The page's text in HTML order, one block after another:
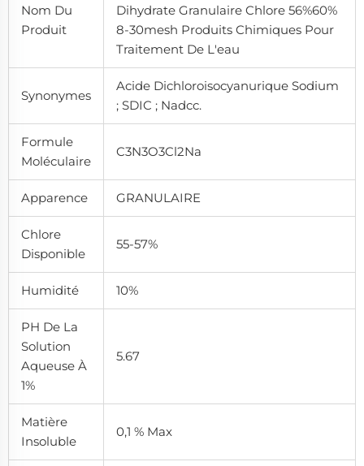
Nom Du
Produit
Dihydrate Granulaire Chlore 56%60%
8-30mesh Produits Chimiques Pour
Traitement De L'eau
Synonymes
Acide Dichloroisocyanurique Sodium
; SDIC ; Nadcc.
Formule
Moléculaire
C3N3O3Cl2Na
Apparence GRANULAIRE
Chlore
Disponible
55-57%
Humidité 10%
PH De La
Solution
Aqueuse À
1%
5.67
Matière
Insoluble
0,1 % Max